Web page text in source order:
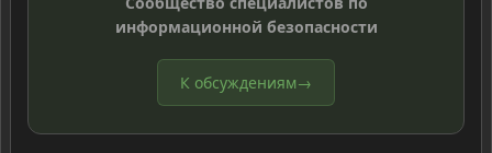
информационной безопасности
К обсуждениям→